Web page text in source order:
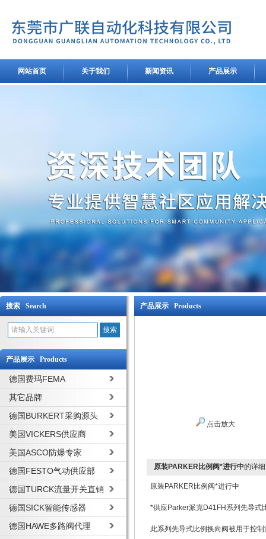
网站首页 关于我们 新闻资讯 产品展示
搜索 Search
产品展示 Products
德国费玛FEMA
其它品牌
德国BURKERT采购源头
美国VICKERS供应商
美国ASCO防爆专家
德国FESTO气动供应部
德国TURCK流量开关直销
德国SICK智能传感器
德国HAWE多路阀代理
产品展示 Products
点击放大
原装PARKER比例阀*进行中的详
原装PARKER比例阀*进行中
*供应Parker派克D41FH系列先导式
此系列先导式比例换向阀被用于控